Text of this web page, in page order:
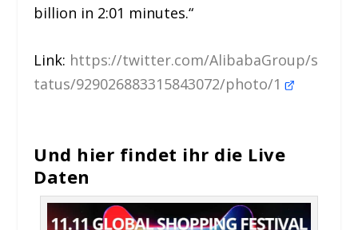
billion in 2:01 minutes.“
Link: https://twitter.com/AlibabaGroup/s
tatus/929026883315843072/photo/1
Und hier findet ihr die Live
Daten